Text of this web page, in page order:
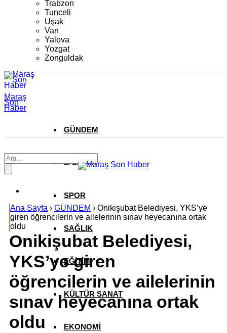
Trabzon
Tunceli
Uşak
Van
Yalova
Yozgat
Zonguldak
Maraş
Son
Haber
GÜNDEM
3. SAYFA
SPOR
SAĞLIK
EĞİTİM
KÜLTÜR SANAT
EKONOMİ
Ana Sayfa › GÜNDEM › Onikişubat Belediyesi, YKS’ye
giren öğrencilerin ve ailelerinin sınav heyecanına ortak
oldu
Onikişubat Belediyesi,
YKS’ye giren
öğrencilerin ve ailelerinin
sınav heyecanına ortak
oldu